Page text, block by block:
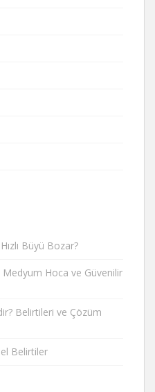
Büyü Bozar?
Hoca ve Güvenilir
Belirtileri ve Çözüm
Belirtiler